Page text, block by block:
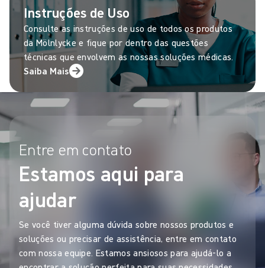
Instruções de Uso
Consulte as instruções de uso de todos os produtos
da Mölnlycke e fique por dentro das questões
técnicas que envolvem as nossas soluções médicas.
Saiba Mais
Entre em contato
Estamos aqui para
ajudar
Se você tiver alguma dúvida sobre nossos produtos e
soluções ou precisar de assistência, entre em contato
com nossa equipe. Estamos ansiosos para ajudá-lo a